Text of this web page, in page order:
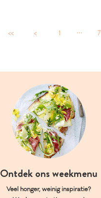
<< < 1 ... 7
Ontdek ons weekmenu
Veel honger, weinig inspiratie?